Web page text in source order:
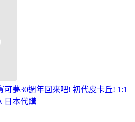
夢30週年回來吧! 初代皮卡丘! 1:1
日本代購